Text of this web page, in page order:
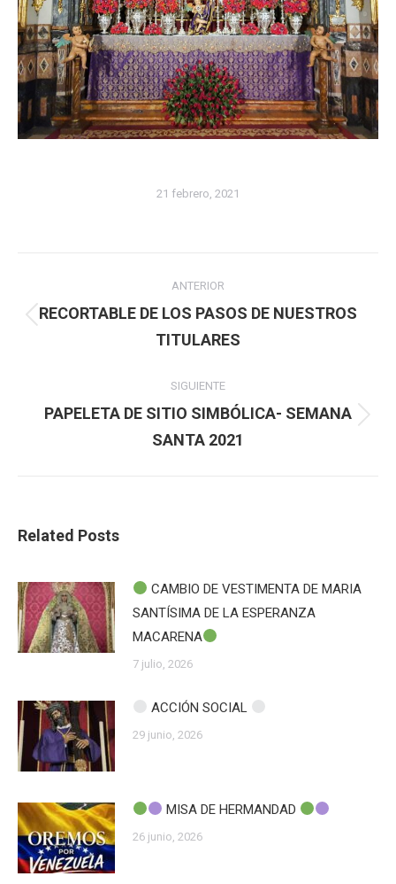
21 febrero, 2021
entre
ANTERIOR
anterior:
RECORTABLE DE LOS PASOS DE NUESTROS
TITULARES
SIGUIENTE
siguiente:
PAPELETA DE SITIO SIMBÓLICA- SEMANA
SANTA 2021
Related Posts
CAMBIO DE VESTIMENTA DE MARIA
SANTÍSIMA DE LA ESPERANZA
MACARENA
7 julio, 2026
ACCIÓN SOCIAL
29 junio, 2026
MISA DE HERMANDAD
26 junio, 2026